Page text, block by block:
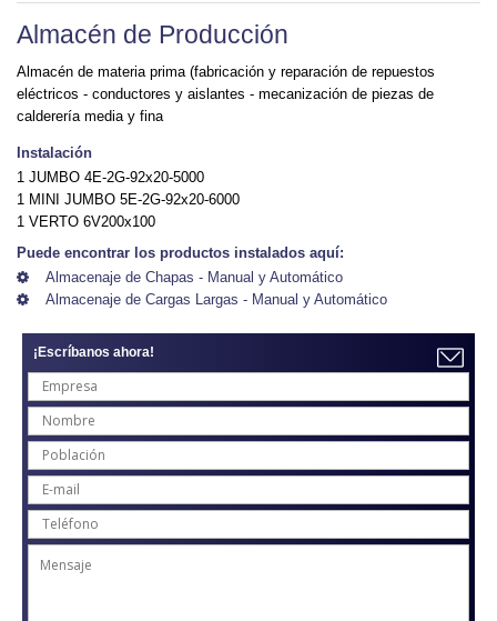
Almacén de Producción
Almacén de materia prima (fabricación y reparación de repuestos
eléctricos - conductores y aislantes - mecanización de piezas de
calderería media y fina
Instalación
1 JUMBO 4E-2G-92x20-5000
1 MINI JUMBO 5E-2G-92x20-6000
1 VERTO 6V200x100
Puede encontrar los productos instalados aquí:
Almacenaje de Chapas - Manual y Automático
Almacenaje de Cargas Largas - Manual y Automático
¡Escríbanos ahora!